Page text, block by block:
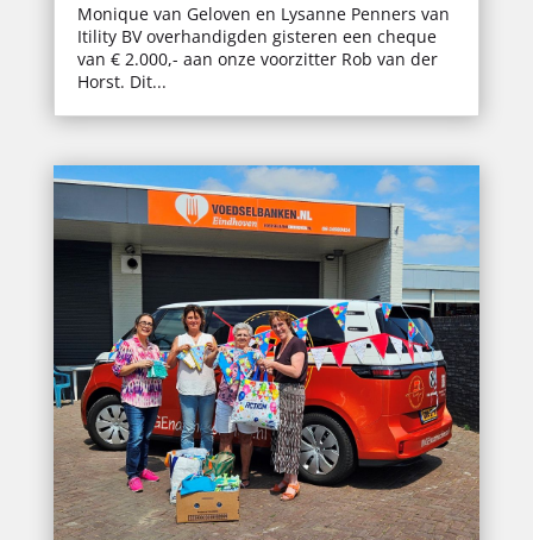
Monique van Geloven en Lysanne Penners van
Itility BV overhandigden gisteren een cheque
van € 2.000,- aan onze voorzitter Rob van der
Horst. Dit...